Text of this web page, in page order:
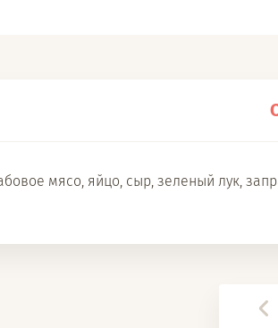
мясо, яйцо, сыр, зеленый лук,